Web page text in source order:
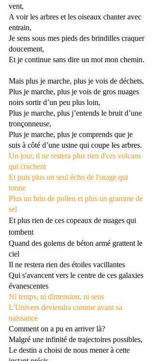
vent,
A voir les arbres et les oiseaux chanter avec
entrain,
Je sens sous mes pieds des brindilles craquer
doucement,
Et je continue sans dire un mot mon chemin.
Mais plus je marche, plus je vois de déchets,
Plus je marche, plus je vois de gros nuages
noirs sortir d’un peu plus loin,
Plus je marche, plus j’entends le bruit d’une
tronçonneuse,
Plus je marche, plus je comprends que je
suis à côté d’une usine qui coupe les arbres.
Un jour, il ne restera plus rien d'ces volcans
qui crachent
Et puis plus un seul écho de l'orage qui
tonne
Plus un brin de pollen et plus un gramme de
sel
Et plus rien de ces copeaux de nuages qui
tombent
Quand des golems de béton armé grattent le
ciel
Il ne restera rien des étoiles vacillantes
Qui s'avancent vers le centre de ces galaxies
évanescentes
Ni temps, ni dimension, ni sens
L'Univers deviendra comme avant sa
naissance
Comment on a pu en arriver là?
Malgré une infinité de trajectoires possibles,
Le destin a choisi de nous mener à cette